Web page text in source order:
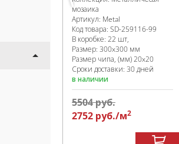
мозаика
Артикул: Metal
Код товара: SD-259116-99
В коробке: 22 шт,
Размер: 300x300 мм
Размер чипа, (мм)20x20
Сроки доставки: 30 дней
в наличии
5504руб.
2752 руб./м2